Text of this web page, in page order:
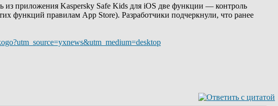
из приложения Kaspersky Safe Kids для iOS две функции — контроль
функций правилам App Store). Разработчики подчеркнули, что ранее